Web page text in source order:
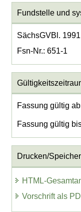
Fundstelle und
SächsGVBl.
Fsn-Nr.: 651-1
Fassung gültig
Fassung gültig
Drucken/
HTML-
Vorschrift als